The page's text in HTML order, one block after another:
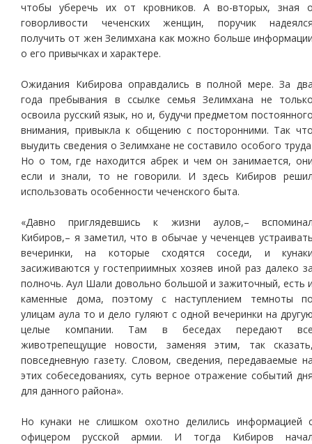
чтобы уберечь их от кровников. А во-вторых, зная
говорливости чеченских женщин, поручик
получить от жен Зелимхана как можно больше
о его привычках и характере.
Ожидания Кибирова оправдались в полной мере. За
года пребывания в ссылке семья Зелимхана не
освоила русский язык, но и, будучи предметом
внимания, привыкла к общению с посторонними. Так
выудить сведения о Зелимхане не составило особого
Но о том, где находится абрек и чем он занимается,
если и знали, то не говорили. И здесь Кибиров
использовать особенности чеченского быта.
«Давно приглядевшись к жизни аулов,–
Кибиров,– я заметил, что в обычае у чеченцев
вечеринки, на которые сходятся соседи, и
засиживаются у гостеприимных хозяев иной раз далеко
полночь. Аул Шали довольно большой и зажиточный, есть
каменные дома, поэтому с наступлением темноты
улицам аула то и дело гуляют с одной вечеринки на
целые компании. Там в беседах передают
животрепещущие новости, заменяя этим, так
повседневную газету. Словом, сведения, передаваемые
этих собеседованиях, суть верное отражение событий
для данного района».
Но кунаки не слишком охотно делились информацией
офицером русской армии. И тогда Кибиров